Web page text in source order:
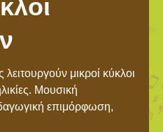
λειτουργούν μικροί κύκλοι
Μουσική
επιμόρφωση,